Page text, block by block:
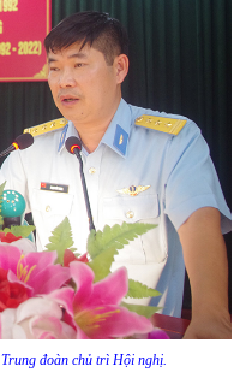
đoàn chủ trì Hội nghị.